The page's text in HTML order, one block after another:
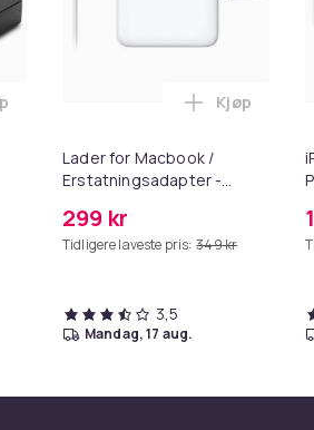
for Barn i handlekurven
RCA til HDMI Converter 1080p -
Lader for Macbook /
Erstatningsadapter -
299 kr
Tidligere laveste pris: 349 kr
Legg Lader
Kjøp
3,5
mandag, 17 aug.